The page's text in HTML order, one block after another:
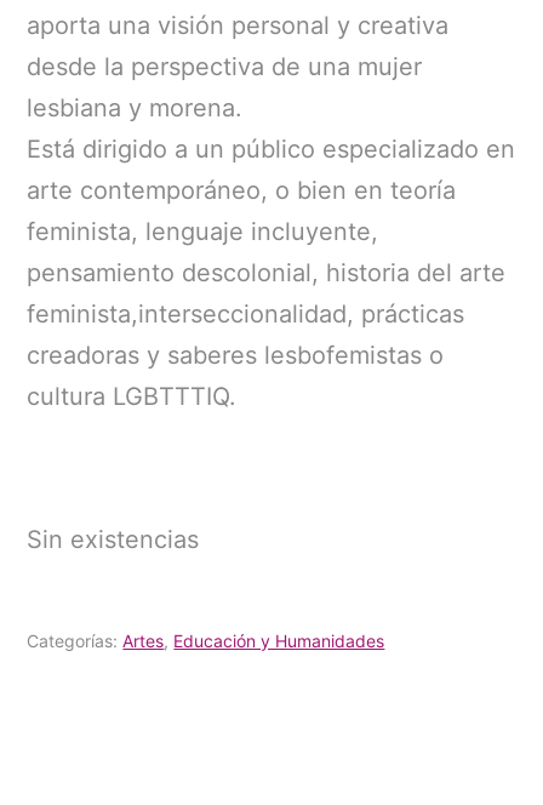
aporta una visión personal y creativa
desde la perspectiva de una mujer
lesbiana y morena.
Está dirigido a un público especializado en
arte contemporáneo, o bien en teoría
feminista, lenguaje incluyente,
pensamiento descolonial, historia del arte
feminista,interseccionalidad, prácticas
creadoras y saberes lesbofemistas o
cultura LGBTTTIQ.
Sin existencias
Categorías:Artes, Educación y Humanidades